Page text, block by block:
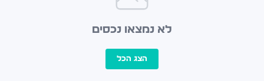
לא נמצאו נכסים
הצג הכל